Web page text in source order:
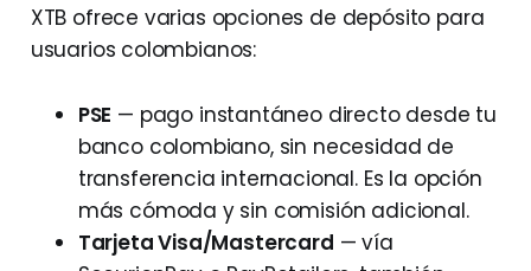
XTB ofrece varias opciones de depósito para
usuarios colombianos:
PSE — pago instantáneo directo desde tu
banco colombiano, sin necesidad de
transferencia internacional. Es la opción
más cómoda y sin comisión adicional.
Tarjeta Visa/Mastercard — vía